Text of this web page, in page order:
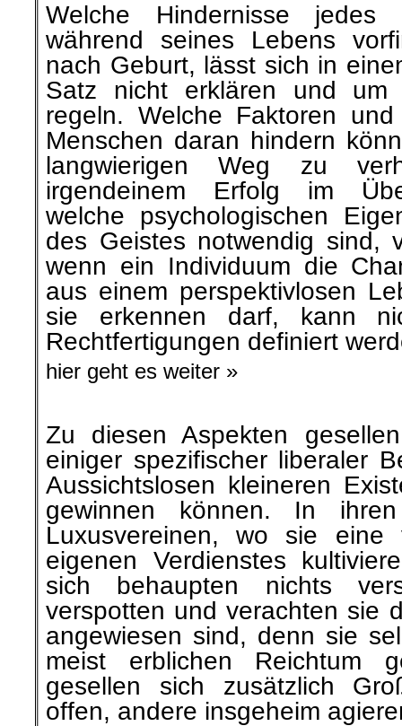
Welche Hindernisse jedes
während seines Lebens
nach Geburt, lässt sich in
Satz nicht erklären und um
regeln. Welche Faktoren
Menschen daran hindern
langwierigen Weg zu
irgendeinem Erfolg im
welche psychologischen
des Geistes notwendig sind,
wenn ein Individuum die
aus einem perspektivlosen
sie erkennen darf, kann
Rechtfertigungen definiert
hier geht es weiter »
Zu diesen Aspekten
einiger spezifischer liberaler
Aussichtslosen kleineren
gewinnen können. In
Luxusvereinen, wo sie eine
eigenen Verdienstes
sich behaupten nichts
verspotten und verachten sie
angewiesen sind, denn sie
meist erblichen Reichtum
gesellen sich zusätzlich
offen, andere insgeheim